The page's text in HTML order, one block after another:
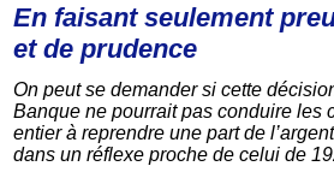
En faisant seulement
et de prudence
On peut se demander si cette
Banque ne pourrait pas conduire les
entier à reprendre une part de
dans un réflexe proche de celui de